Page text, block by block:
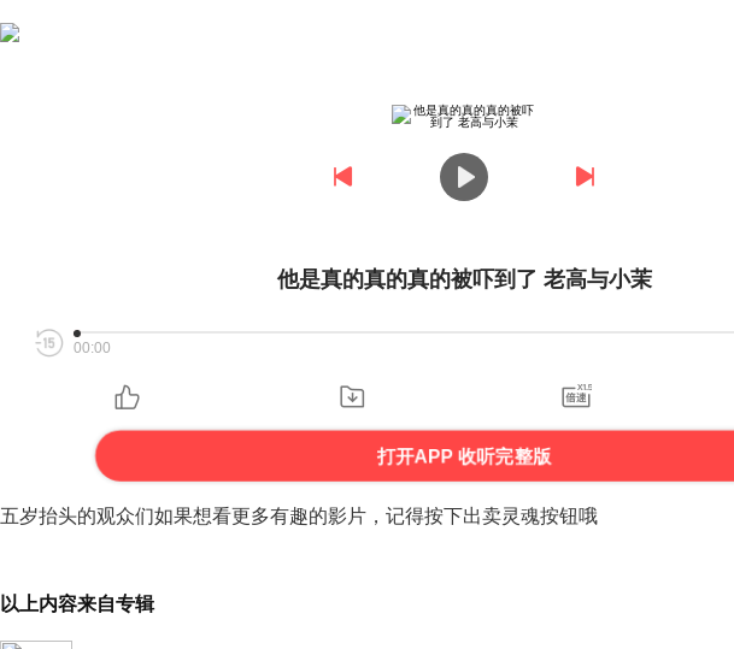
他是真的真的真的被吓到了 老高与小茉
00:00
打开APP 收听完整版
五岁抬头的观众们如果想看更多有趣的影片，记得按下出卖灵魂按钮哦
以上内容来自专辑